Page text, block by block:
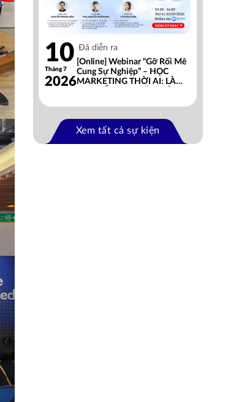
10
Tháng 7
2026
Đã diễn ra
[Online] Webinar “Gỡ Rối Mê
Cung Sự Nghiệp” – HỌC
MARKETING THỜI AI: LÀM
Xem tất cả sự kiện